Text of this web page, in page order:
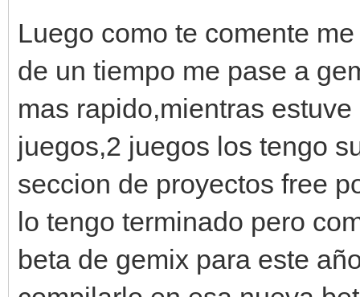
Luego como te comente
de un tiempo me pase a
mas rapido,mientras
juegos,2 juegos los tengo
seccion de proyectos free
lo tengo terminado pero
beta de gemix para este